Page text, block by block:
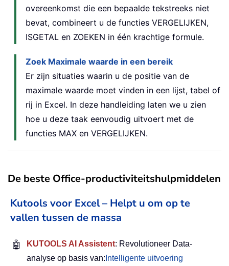
overeenkomst die een bepaalde tekstreeks niet
bevat, combineert u de functies VERGELIJKEN,
ISGETAL en ZOEKEN in één krachtige formule.
Zoek Maximale waarde in een bereik
Er zijn situaties waarin u de positie van de
maximale waarde moet vinden in een lijst, tabel of
rij in Excel. In deze handleiding laten we u zien
hoe u deze taak eenvoudig uitvoert met de
functies MAX en VERGELIJKEN.
De beste Office-productiviteitshulpmiddelen
Kutools voor Excel – Helpt u om op te
vallen tussen de massa
🤖 KUTOOLS AI Assistent: Revolutioneer Data-
analyse op basis van: Intelligente uitvoering